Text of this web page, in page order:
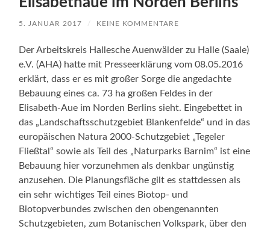
5. JANUAR 2017 / KEINE KOMMENTARE
Der Arbeitskreis Hallesche Auenwälder zu Halle (Saale)
e.V. (AHA) hatte mit Presseerklärung vom 08.05.2016
erklärt, dass er es mit großer Sorge die angedachte
Bebauung eines ca. 73 ha großen Feldes in der
Elisabeth-Aue im Norden Berlins sieht. Eingebettet in
das „Landschaftsschutzgebiet Blankenfelde“ und in das
europäischen Natura 2000-Schutzgebiet „Tegeler
Fließtal“ sowie als Teil des „Naturparks Barnim“ ist eine
Bebauung hier vorzunehmen als denkbar ungünstig
anzusehen. Die Planungsfläche gilt es stattdessen als
ein sehr wichtiges Teil eines Biotop- und
Biotopverbundes zwischen den obengenannten
Schutzgebieten, zum Botanischen Volkspark, über den